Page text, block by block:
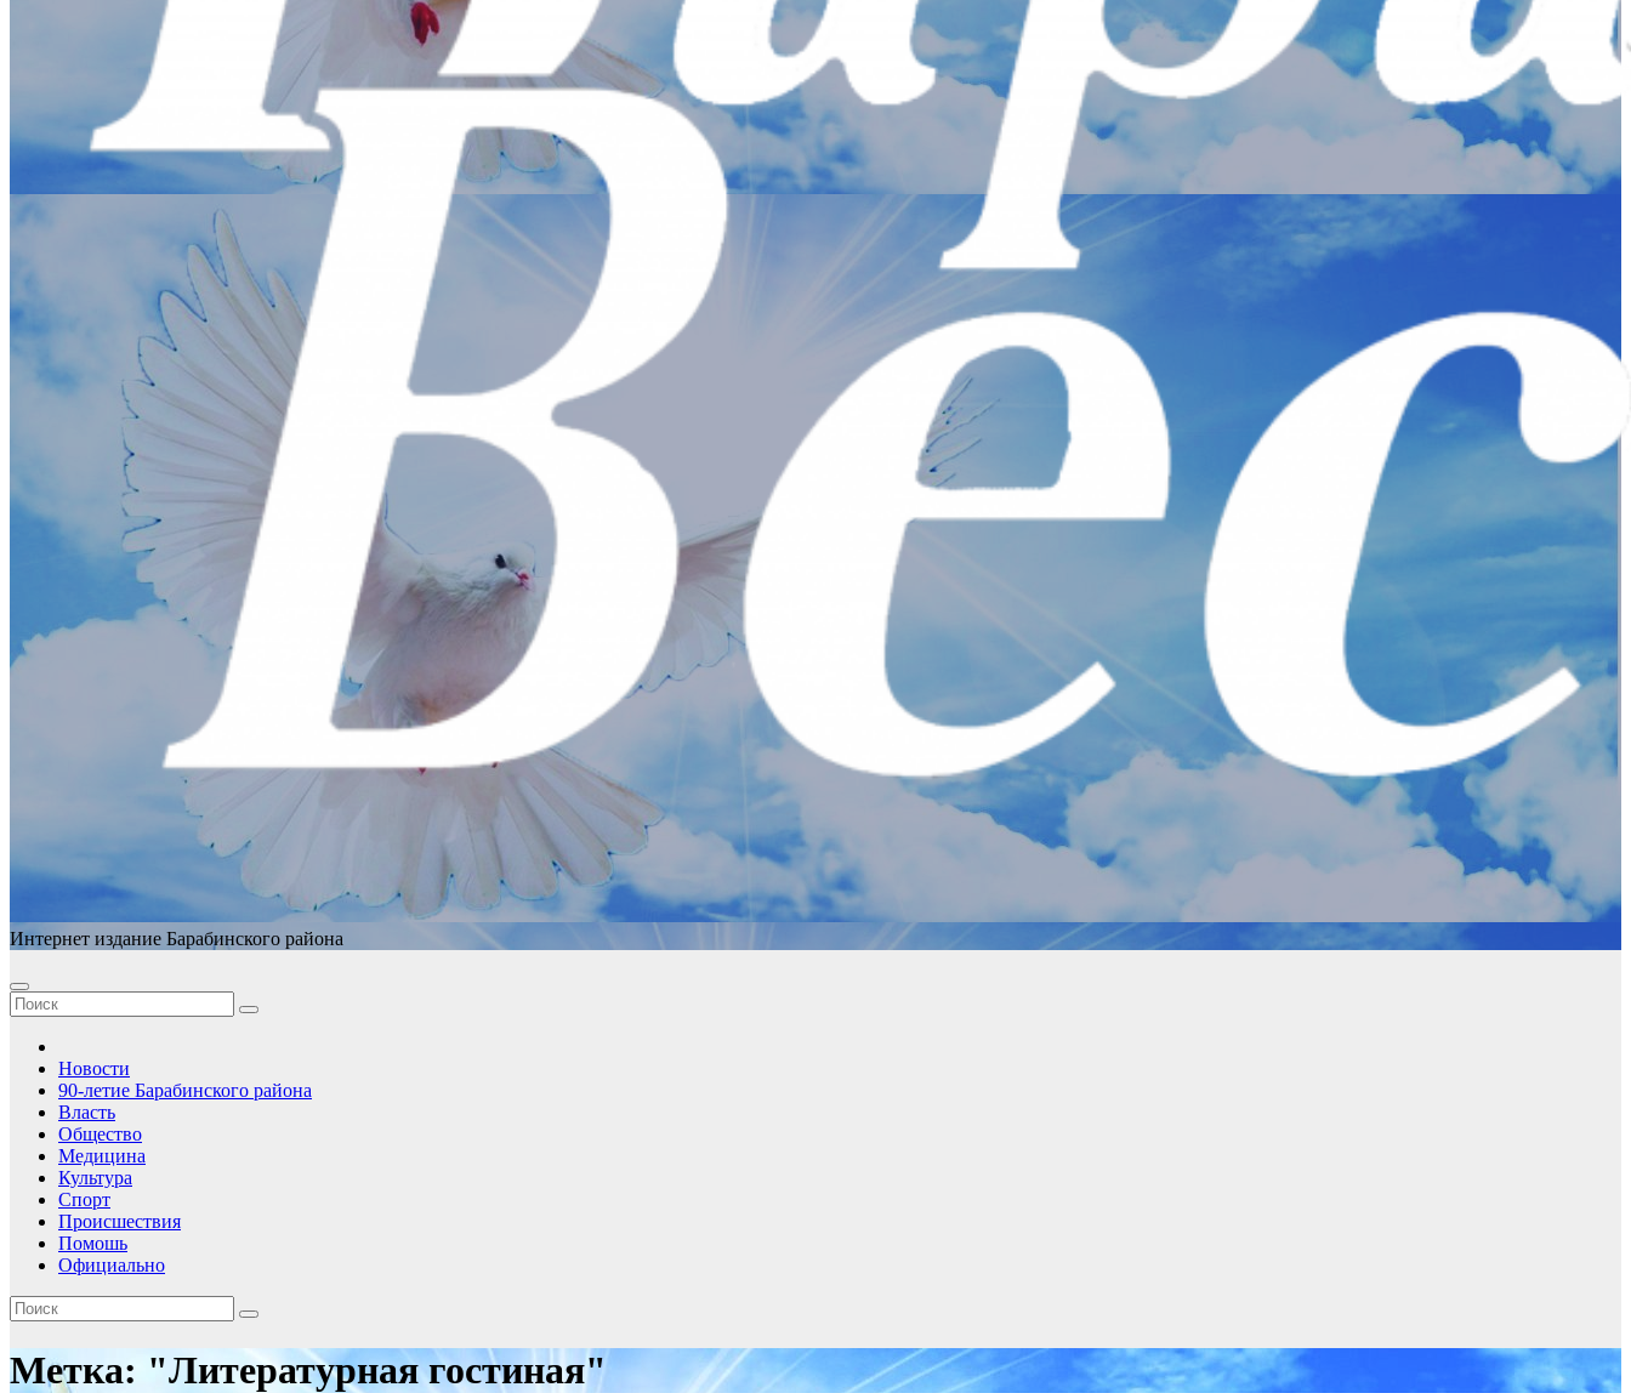
Интернет издание Барабинского района
Новости
90-летие Барабинского района
Власть
Общество
Медицина
Культура
Спорт
Происшествия
Помошь
Официально
Метка: "Литературная гостиная"